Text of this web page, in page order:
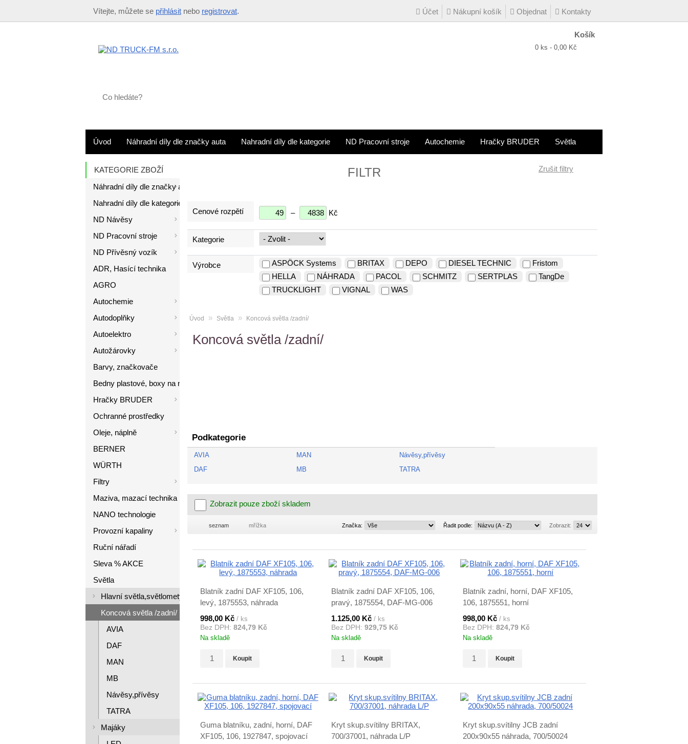
Vítejte, můžete se přihlásit nebo registrovat. Účet Nákupní košík Objednat Kontakty
Košík
0 ks - 0,00 Kč
Co
hledáte?
Úvod Náhradní díly dle značky auta Nahradní díly dle kategorie ND Pracovní stroje Autochemie Hračky BRUDER Světla
KATEGORIE ZBOŽÍ
Náhradní díly dle značky auta
Nahradní díly dle kategorie
ND Návěsy
ND Pracovní stroje
ND Přívěsný vozík
ADR, Hasící technika
AGRO
Autochemie
Autodoplňky
Autoelektro
Autožárovky
Barvy, značkovače
Bedny plastové, boxy na nářadí
Hračky BRUDER
Ochranné prostředky
Oleje, náplně
BERNER
WÜRTH
Filtry
Maziva, mazací technika
NANO technologie
Provozní kapaliny
Ruční nářadí
Sleva % AKCE
Světla
Hlavní světla,světlomety
Koncová světla /zadní/
AVIA
DAF
MAN
MB
Návěsy,přívěsy
TATRA
Majáky
FILTR
Cenové rozpětí – Kč
Kategorie
Výrobce ASPÖCK Systems BRITAX DEPO DIESEL TECHNIC
Fristom
HELLA
NÁHRADA PACOL SCHMITZ SERTPLAS
TangDe
TRUCKLIGHT
VIGNAL WAS
Úvod » Světla » Koncová světla /zadní/
Koncová světla /zadní/
Podkategorie
AVIA
DAF
MAN
MB
Návěsy,přívěsy
TATRA
Zobrazit pouze zboží skladem
seznam mřížka Zobrazit: Zobrazit:
Řadit podle: Řadit
podle:
Značka: Značka:
Blatník zadní DAF XF105, 106,
levý, 1875553, náhrada
998,00 Kč / ks
Bez DPH: 824,79 Kč
Na skladě
Koupit
Blatník zadní DAF XF105, 106,
pravý, 1875554, DAF-MG-006
1.125,00 Kč/ ks
Bez DPH: 929,75 Kč
Na skladě
Koupit
Blatník zadní, horní, DAF XF105,
106, 1875551, horní
998,00 Kč / ks
Bez DPH: 824,79 Kč
Na skladě
Koupit
Guma blatníku, zadní, horní, DAF
XF105, 106, 1927847, spojovací
Kryt skup.svítilny BRITAX,
700/37001, náhrada L/P
Kryt skup.svítilny JCB zadní
200x90x55 náhrada, 700/50024